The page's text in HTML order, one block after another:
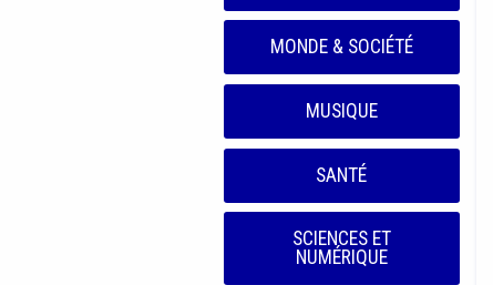
MONDE & SOCIÉTÉ
MUSIQUE
SANTÉ
SCIENCES ET
NUMÉRIQUE